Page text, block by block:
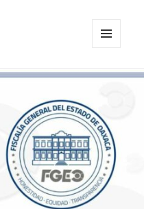
WIDGETS